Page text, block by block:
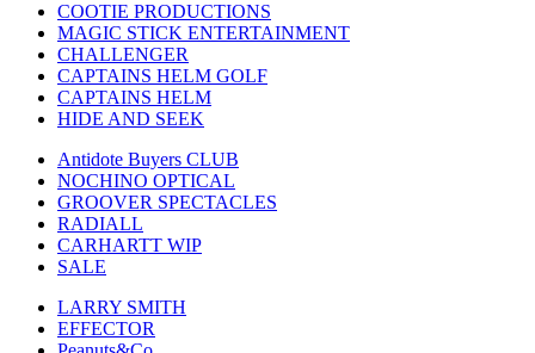
COOTIE PRODUCTIONS
MAGIC STICK ENTERTAINMENT
CHALLENGER
CAPTAINS HELM GOLF
CAPTAINS HELM
HIDE AND SEEK
Antidote Buyers CLUB
NOCHINO OPTICAL
GROOVER SPECTACLES
RADIALL
CARHARTT WIP
SALE
LARRY SMITH
EFFECTOR